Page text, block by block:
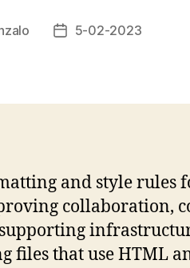
Fecha5-02-2023
and style rules
collaboration,
files that use HTML